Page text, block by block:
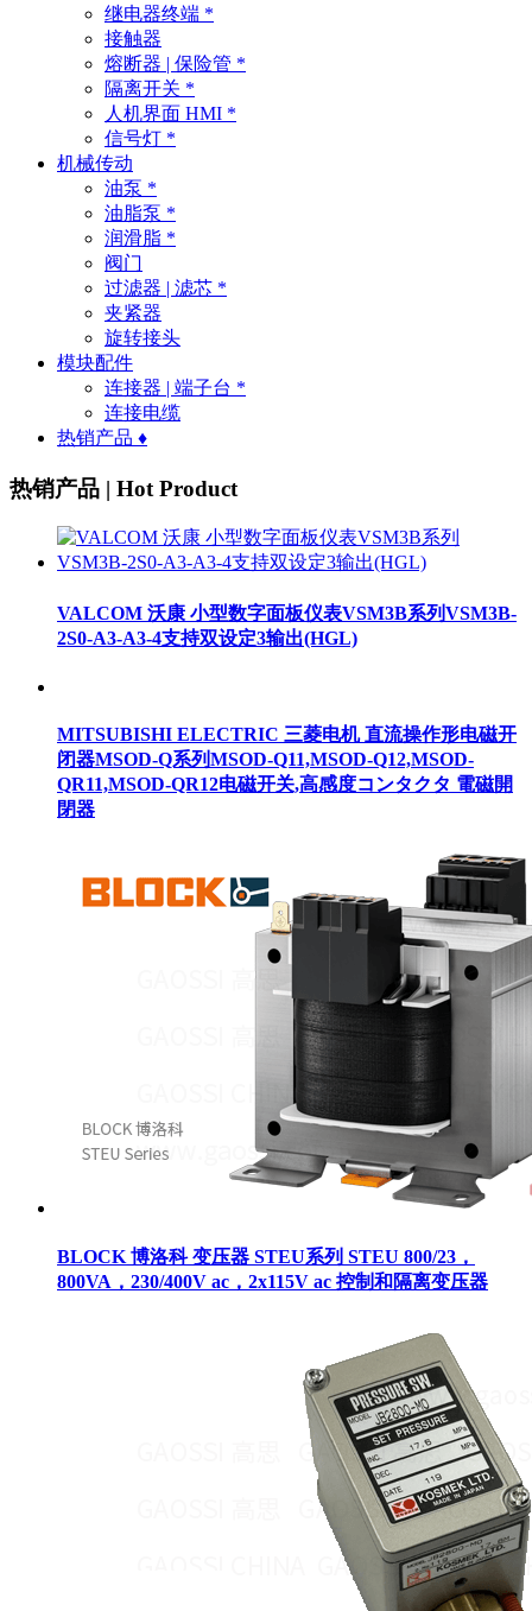
继电器终端 *
接触器
熔断器 | 保险管 *
隔离开关 *
人机界面 HMI *
信号灯 *
机械传动
油泵 *
油脂泵 *
润滑脂 *
阀门
过滤器 | 滤芯 *
夹紧器
旋转接头
模块配件
连接器 | 端子台 *
连接电缆
热销产品 ♦
热销产品 | Hot Product
VALCOM 沃康 小型数字面板仪表VSM3B系列VSM3B-
2S0-A3-A3-4支持双设定3输出(HGL)
MITSUBISHI ELECTRIC 三菱电机 直流操作形电磁开
闭器MSOD-Q系列MSOD-Q11,MSOD-Q12,MSOD-
QR11,MSOD-QR12电磁开关,高感度コンタクタ 電磁開
閉器
BLOCK 博洛科 变压器 STEU系列 STEU 800/23，
800VA，230/400V ac，2x115V ac 控制和隔离变压器